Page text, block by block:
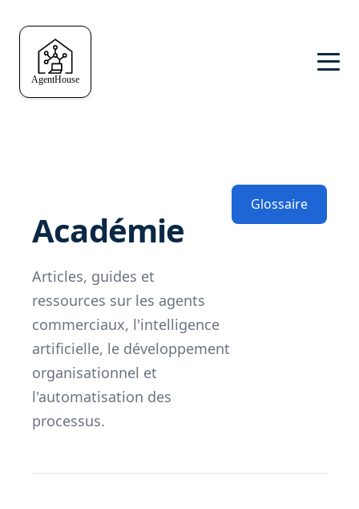
Académie
Articles, guides et
ressources sur les agents
commerciaux, l'intelligence
artificielle, le développement
organisationnel et
l'automatisation des
processus.
Glossaire